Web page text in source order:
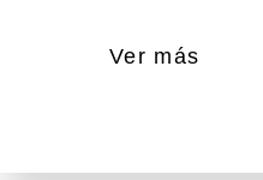
Ver más